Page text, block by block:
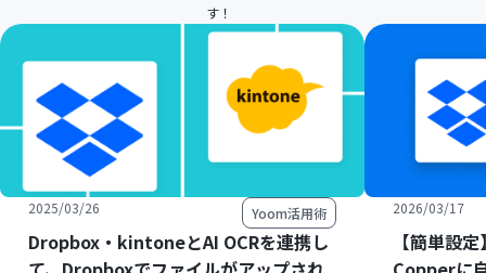
す！
2025/03/26 Yoom活用術
Dropbox・kintoneとAI OCRを連携し
2026/03/17
【簡単設